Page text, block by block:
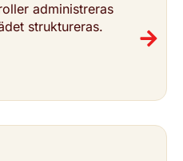
admi­ni­stre­ras
struk­tu­re­ras.